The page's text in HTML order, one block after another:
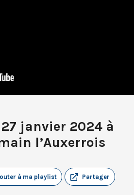
janvier 2024 à
l’Auxerrois
Partager
à ma playlist